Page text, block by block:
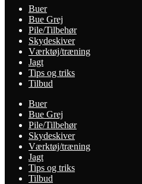
Buer
Bue Grej
Pile/Tilbehør
Skydeskiver
Værktøj/træning
Jagt
Tips og triks
Tilbud
Buer
Bue Grej
Pile/Tilbehør
Skydeskiver
Værktøj/træning
Jagt
Tips og triks
Tilbud